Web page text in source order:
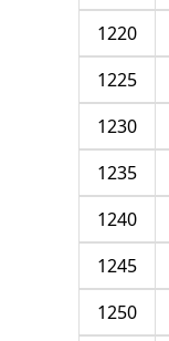
1220
1225
1230
1235
1240
1245
1250